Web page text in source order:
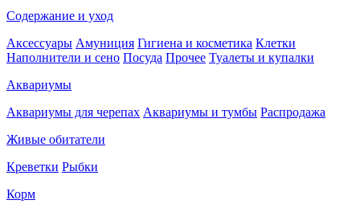
Содержание и уход
Аксессуары Амуниция Гигиена и косметика Клетки
Наполнители и сено Посуда Прочее Туалеты и купалки
Аквариумы
Аквариумы для черепах Аквариумы и тумбы Распродажа
Живые обитатели
Креветки Рыбки
Корм